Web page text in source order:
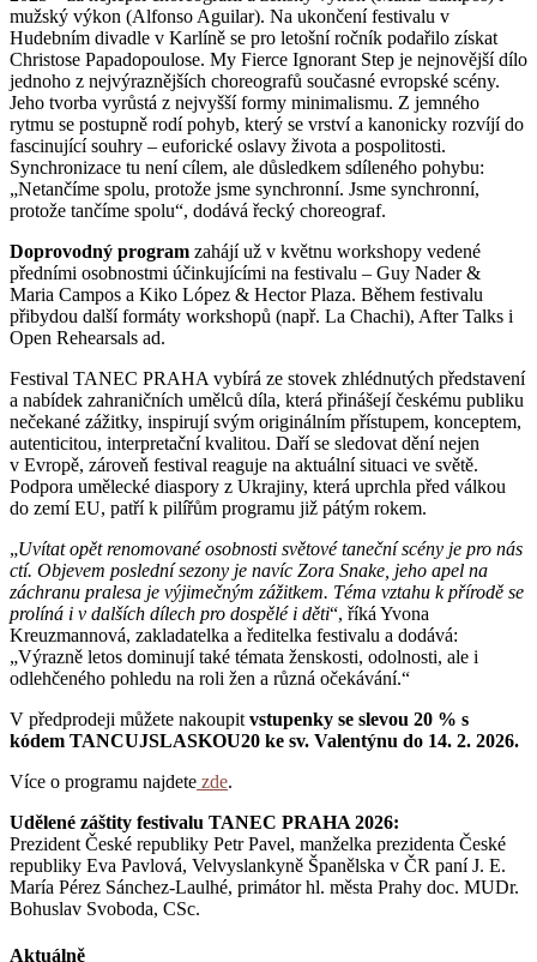
mužský výkon (Alfonso Aguilar). Na ukončení festivalu v
Hudebním divadle v Karlíně se pro letošní ročník podařilo získat
Christose Papadopoulose. My Fierce Ignorant Step je nejnovější dílo
jednoho z nejvýraznějších choreografů současné evropské scény.
Jeho tvorba vyrůstá z nejvyšší formy minimalismu. Z jemného
rytmu se postupně rodí pohyb, který se vrství a kanonicky rozvíjí do
fascinující souhry – euforické oslavy života a pospolitosti.
Synchronizace tu není cílem, ale důsledkem sdíleného pohybu:
„Netančíme spolu, protože jsme synchronní. Jsme synchronní,
protože tančíme spolu“, dodává řecký choreograf.
Doprovodný program zahájí už v květnu workshopy vedené
předními osobnostmi účinkujícími na festivalu – Guy Nader &
Maria Campos a Kiko López & Hector Plaza. Během festivalu
přibydou další formáty workshopů (např. La Chachi), After Talks i
Open Rehearsals ad.
Festival TANEC PRAHA vybírá ze stovek zhlédnutých představení
a nabídek zahraničních umělců díla, která přinášejí českému publiku
nečekané zážitky, inspirují svým originálním přístupem, konceptem,
autenticitou, interpretační kvalitou. Daří se sledovat dění nejen
v Evropě, zároveň festival reaguje na aktuální situaci ve světě.
Podpora umělecké diaspory z Ukrajiny, která uprchla před válkou
do zemí EU, patří k pilířům programu již pátým rokem.
„Uvítat opět renomované osobnosti světové taneční scény je pro nás
ctí. Objevem poslední sezony je navíc Zora Snake, jeho apel na
záchranu pralesa je výjimečným zážitkem. Téma vztahu k přírodě se
prolíná i v dalších dílech pro dospělé i děti“, říká Yvona
Kreuzmannová, zakladatelka a ředitelka festivalu a dodává:
„Výrazně letos dominují také témata ženskosti, odolnosti, ale i
odlehčeného pohledu na roli žen a různá očekávání.“
V předprodeji můžete nakoupit vstupenky se slevou 20 % s
kódem TANCUJSLASKOU20 ke sv. Valentýnu do 14. 2. 2026.
Více o programu najdete zde.
Udělené záštity festivalu TANEC PRAHA 2026:
Prezident České republiky Petr Pavel, manželka prezidenta České
republiky Eva Pavlová, Velvyslankyně Španělska v ČR paní J. E.
María Pérez Sánchez-Laulhé, primátor hl. města Prahy doc. MUDr.
Bohuslav Svoboda, CSc.
Aktuálně